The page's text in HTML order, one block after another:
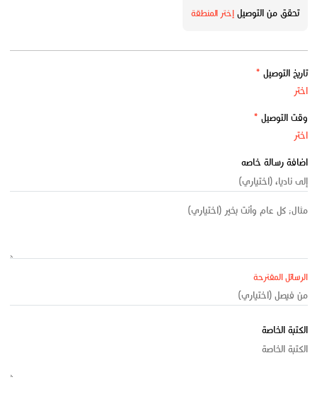
تحقق من التوصيلإختر المنطقة
تاريخ التوصيل *
وقت التوصيل *
اضافة رسالة خاصه
الرسائل المقترحة
الكتبة الخاصة